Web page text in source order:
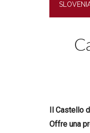
Il Castello
Offre una